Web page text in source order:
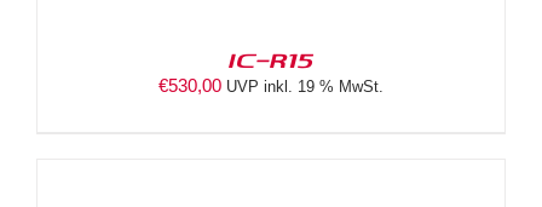
IC-R15
€530,00 UVP inkl. 19 % MwSt.